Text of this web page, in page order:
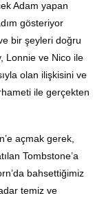
Adam yapan
gösteriyor
bir şeyleri doğru
Lonnie ve Nico ile
olan ilişkisini ve
ile gerçekten
açmak gerek,
Tombstone’a
bahsettiğimiz
temiz ve